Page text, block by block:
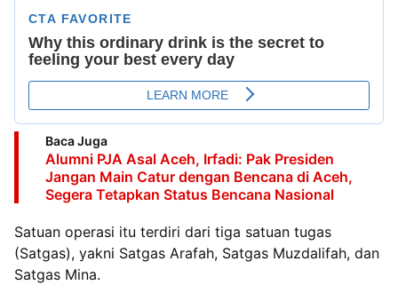
Baca Juga
Alumni PJA Asal Aceh, Irfadi: Pak Presiden
Jangan Main Catur dengan Bencana di Aceh,
Segera Tetapkan Status Bencana Nasional
Satuan operasi itu terdiri dari tiga satuan tugas
(Satgas), yakni Satgas Arafah, Satgas Muzdalifah, dan
Satgas Mina.